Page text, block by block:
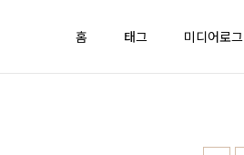
홈
태그 미디어로그